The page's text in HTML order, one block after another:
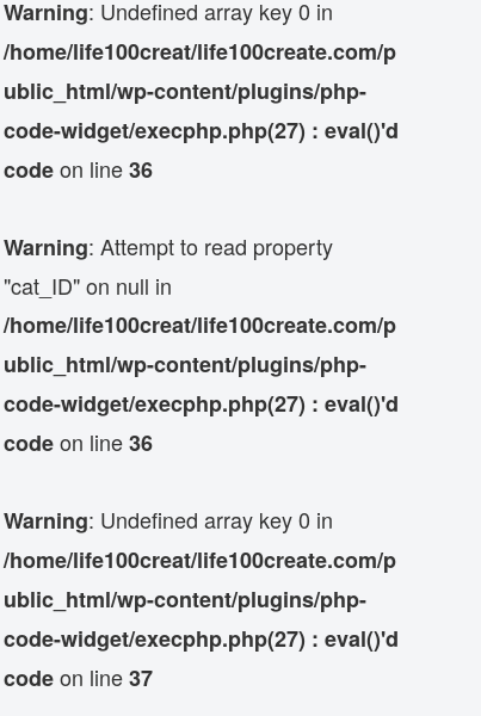
Warning: Undefined array key 0 in
/home/life100creat/life100create.com/p
ublic_html/wp-content/plugins/php-
code-widget/execphp.php(27) : eval()'d
codeon line36
Warning: Attempt to read property
"cat_ID" on null in
/home/life100creat/life100create.com/p
ublic_html/wp-content/plugins/php-
code-widget/execphp.php(27) : eval()'d
codeon line36
Warning: Undefined array key 0 in
/home/life100creat/life100create.com/p
ublic_html/wp-content/plugins/php-
code-widget/execphp.php(27) : eval()'d
codeon line37